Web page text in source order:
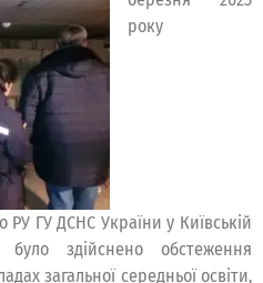
року
РУ ГУ ДСНС України у Київській
здійснено обстеження
загальної середньої освіти,